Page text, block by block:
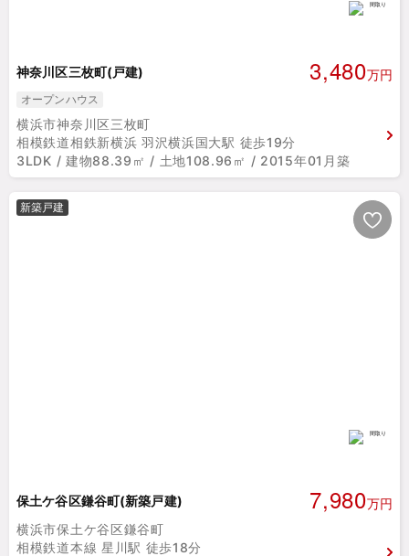
神奈川区三枚町(戸建) 3,480万円
オープンハウス
横浜市神奈川区三枚町
相模鉄道相鉄新横浜 羽沢横浜国大駅 徒歩19分
3LDK / 建物88.39㎡ / 土地108.96㎡ / 2015年01月築
新築戸建
保土ケ谷区鎌谷町(新築戸建) 7,980万円
横浜市保土ケ谷区鎌谷町
相模鉄道本線 星川駅 徒歩18分